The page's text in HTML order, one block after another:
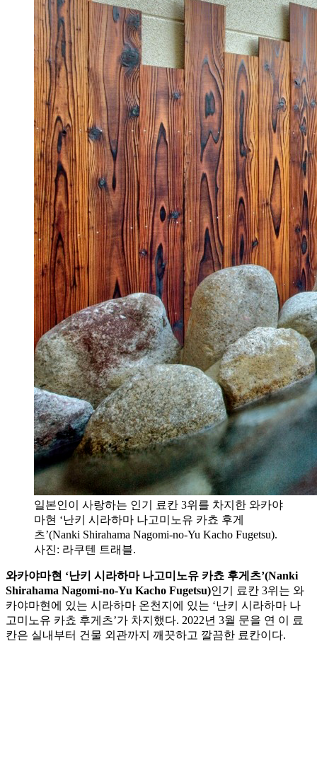
일본인이 사랑하는 인기 료칸 3위를 차지한 와카야
마현 ‘난키 시라하마 나고미노유 카쵸 후게
츠’(Nanki Shirahama Nagomi-no-Yu Kacho Fugetsu).
사진: 라쿠텐 트래블.
와카야마현 ‘난키 시라하마 나고미노유 카쵸 후게츠’(Nanki
Shirahama Nagomi-no-Yu Kacho Fugetsu)인기 료칸 3위는 와
카야마현에 있는 시라하마 온천지에 있는 ‘난키 시라하마 나
고미노유 카쵸 후게츠’가 차지했다. 2022년 3월 문을 연 이 료
칸은 실내부터 건물 외관까지 깨끗하고 깔끔한 료칸이다.